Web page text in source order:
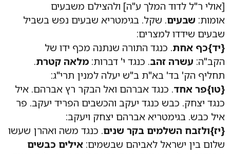
[אולי ר"ל לדוד המלך ע"ה] ולהצילם משבעים
אומות: שבעים. שקל. בגימטריא שבעים נפש בשביל
שבעים שידדו למצרים:
{יד}כף אחת. כנגד התורה שנתנה מכף ידו של
הקב"ה: עשרה זהב. כנגד י' דברות: מלאה קטרת.
תחליף הק' בד' בא"ת ב"ש יעלה למנין תרי"ג:
{טו}פר אחד. כנגד אברהם ואל הבקר רץ אברהם. איל
כנגד יצחק. כבש כנגד יעקב והכשבים הפריד יעקב. פר
איל כבש. בגימטריא אברהם יצחק ויעקב:
{יז}ולזבח השלמים בקר שנים. כנגד משה ואהרן שעשו
שלום בין ישראל לאביהם שבשמים: אילים כבשים